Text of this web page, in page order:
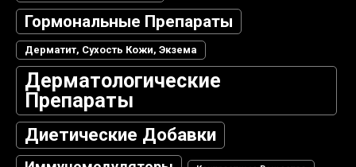
Гормональные Препараты
Дерматит, Сухость Кожи, Экзема
Дерматологические
Препараты
Диетические Добавки